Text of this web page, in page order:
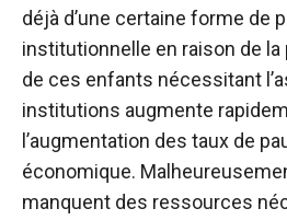
déjà d’une certaine forme de
institutionnelle en raison de la
de ces enfants nécessitant
institutions augmente
l’augmentation des taux de
économique.
manquent des ressources